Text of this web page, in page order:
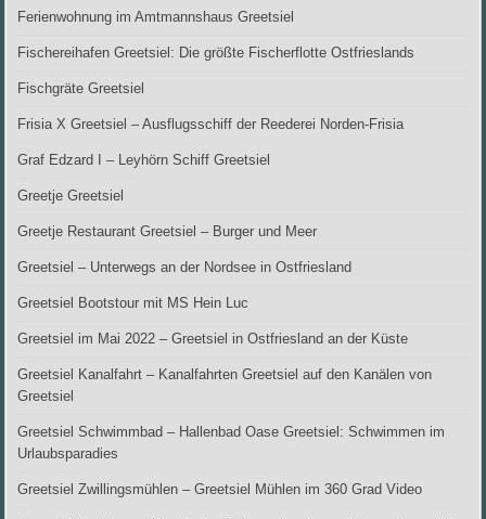
Ferienwohnung im Amtmannshaus Greetsiel
Fischereihafen Greetsiel: Die größte Fischerflotte Ostfrieslands
Fischgräte Greetsiel
Frisia X Greetsiel – Ausflugsschiff der Reederei Norden-Frisia
Graf Edzard I – Leyhörn Schiff Greetsiel
Greetje Greetsiel
Greetje Restaurant Greetsiel – Burger und Meer
Greetsiel – Unterwegs an der Nordsee in Ostfriesland
Greetsiel Bootstour mit MS Hein Luc
Greetsiel im Mai 2022 – Greetsiel in Ostfriesland an der Küste
Greetsiel Kanalfahrt – Kanalfahrten Greetsiel auf den Kanälen von
Greetsiel
Greetsiel Schwimmbad – Hallenbad Oase Greetsiel: Schwimmen im
Urlaubsparadies
Greetsiel Zwillingsmühlen – Greetsiel Mühlen im 360 Grad Video